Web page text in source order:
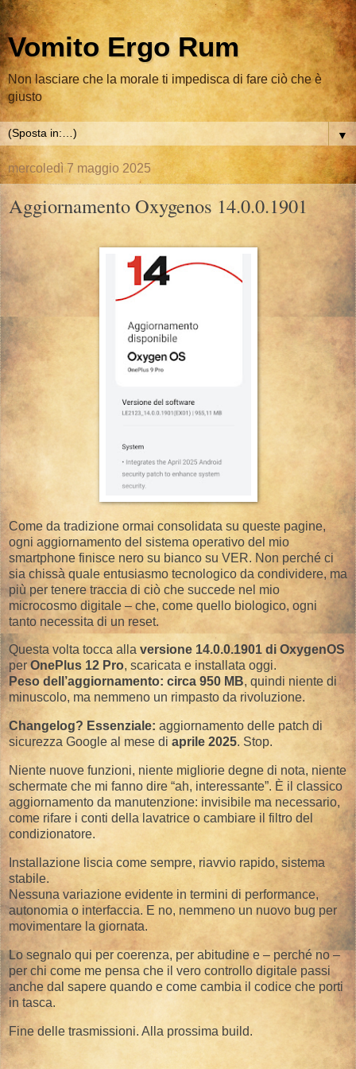
Vomito Ergo Rum
Non lasciare che la morale ti impedisca di fare ciò che è
giusto
▼
mercoledì 7 maggio 2025
Aggiornamento Oxygenos 14.0.0.1901
Come da tradizione ormai consolidata su queste pagine,
ogni aggiornamento del sistema operativo del mio
smartphone finisce nero su bianco su VER. Non perché ci
sia chissà quale entusiasmo tecnologico da condividere, ma
più per tenere traccia di ciò che succede nel mio
microcosmo digitale – che, come quello biologico, ogni
tanto necessita di un reset.
Questa volta tocca alla versione 14.0.0.1901 di OxygenOS
perOnePlus 12 Pro, scaricata e installata oggi.
Peso dell’aggiornamento: circa 950 MB, quindi niente di
minuscolo, ma nemmeno un rimpasto da rivoluzione.
Changelog? Essenziale: aggiornamento delle patch di
sicurezza Google al mese di aprile 2025. Stop.
Niente nuove funzioni, niente migliorie degne di nota, niente
schermate che mi fanno dire “ah, interessante”. È il classico
aggiornamento da manutenzione: invisibile ma necessario,
come rifare i conti della lavatrice o cambiare il filtro del
condizionatore.
Installazione liscia come sempre, riavvio rapido, sistema
stabile.
Nessuna variazione evidente in termini di performance,
autonomia o interfaccia. E no, nemmeno un nuovo bug per
movimentare la giornata.
Lo segnalo qui per coerenza, per abitudine e – perché no –
per chi come me pensa che il vero controllo digitale passi
anche dal sapere quando e come cambia il codice che porti
in tasca.
Fine delle trasmissioni. Alla prossima build.